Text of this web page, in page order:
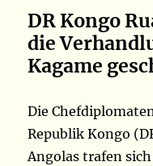
DR Kongo
die
Kagame
Die
Republik Kongo
Angolas trafen